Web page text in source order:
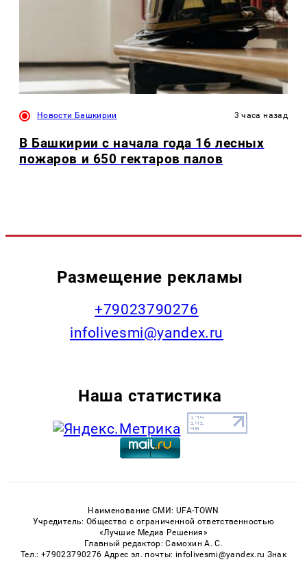
Новости Башкирии 3 часа назад
В Башкирии с начала года 16 лесных
пожаров и 650 гектаров палов
Размещение рекламы
+79023790276
infolivesmi@yandex.ru
Наша статистика
Наименование СМИ: UFA-TOWN
Учредитель: Общество с ограниченной ответственностью
«Лучшие Медиа Решения»
Главный редактор: Самохин А. С.
Тел.: +79023790276 Адрес эл. почты: infolivesmi@yandex.ru Знак